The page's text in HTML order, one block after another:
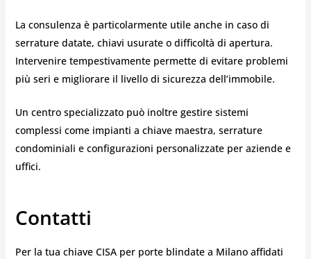
La consulenza è particolarmente utile anche in caso di
serrature datate, chiavi usurate o difficoltà di apertura.
Intervenire tempestivamente permette di evitare problemi
più seri e migliorare il livello di sicurezza dell’immobile.
Un centro specializzato può inoltre gestire sistemi
complessi come impianti a chiave maestra, serrature
condominiali e configurazioni personalizzate per aziende e
uffici.
Contatti
Per la tua chiave CISA per porte blindate a Milano affidati